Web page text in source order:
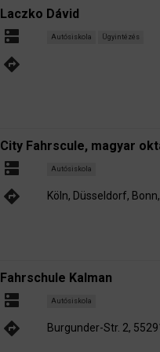
Laczko Dávid
dns Autósiskola Ügyintézés
directions
City Fahrscule, magyar
dns Autósiskola
directions Köln, Düsseldorf,
Fahrschule Kalman
dns Autósiskola
directions Burgunder-Str. 2,